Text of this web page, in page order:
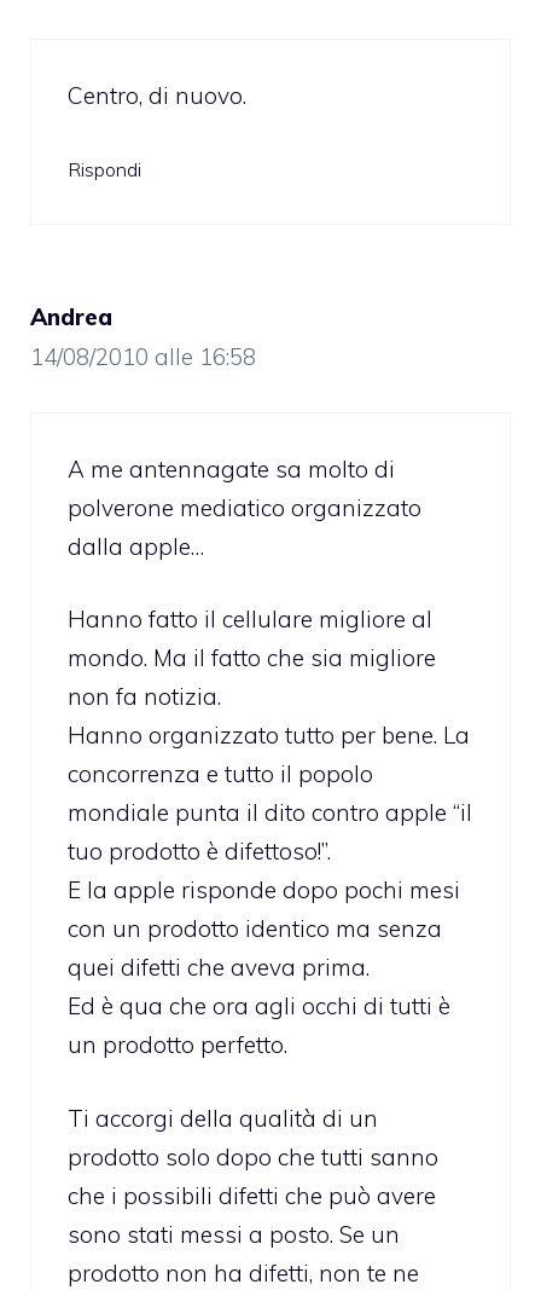
Centro, di nuovo.
Rispondi
Andrea
14/08/2010 alle 16:58
A me antennagate sa molto di
polverone mediatico organizzato
dalla apple…
Hanno fatto il cellulare migliore al
mondo. Ma il fatto che sia migliore
non fa notizia.
Hanno organizzato tutto per bene. La
concorrenza e tutto il popolo
mondiale punta il dito contro apple “il
tuo prodotto è difettoso!”.
E la apple risponde dopo pochi mesi
con un prodotto identico ma senza
quei difetti che aveva prima.
Ed è qua che ora agli occhi di tutti è
un prodotto perfetto.
Ti accorgi della qualità di un
prodotto solo dopo che tutti sanno
che i possibili difetti che può avere
sono stati messi a posto. Se un
prodotto non ha difetti, non te ne